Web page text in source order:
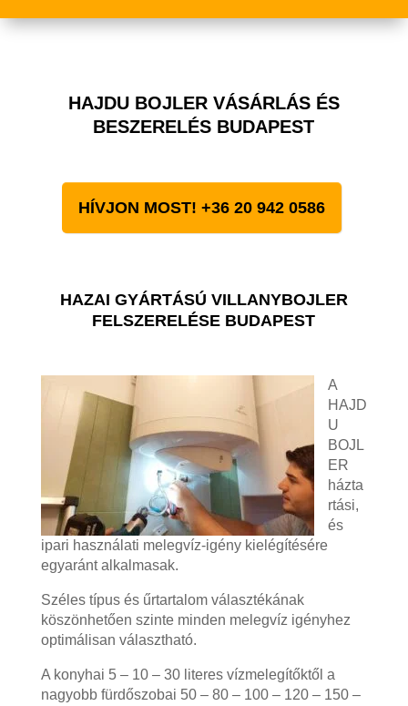
HAJDU BOJLER VÁSÁRLÁS ÉS
BESZERELÉS BUDAPEST
HÍVJON MOST! +36 20 942 0586
HAZAI GYÁRTÁSÚ VILLANYBOJLER
FELSZERELÉSE BUDAPEST
A
HAJD
U
BOJL
ER
házta
rtási,
és
ipari használati melegvíz-igény kielégítésére
egyaránt alkalmasak.
Széles típus és űrtartalom választékának
köszönhetően szinte minden melegvíz igényhez
optimálisan választható.
A konyhai 5 – 10 – 30 literes vízmelegítőktől a
nagyobb fürdőszobai 50 – 80 – 100 – 120 – 150 –